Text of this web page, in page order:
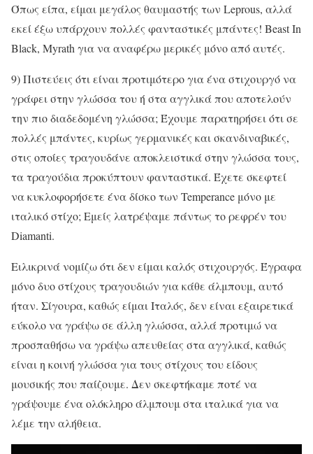
Όπως είπα, είμαι μεγάλος θαυμαστής των Leprous, αλλά
εκεί έξω υπάρχουν πολλές φανταστικές μπάντες! Beast In
Black, Myrath για να αναφέρω μερικές μόνο από αυτές.
9) Πιστεύεις ότι είναι προτιμότερο για ένα στιχουργό να
γράφει στην γλώσσα του ή στα αγγλικά που αποτελούν
την πιο διαδεδομένη γλώσσα; Έχουμε παρατηρήσει ότι σε
πολλές μπάντες, κυρίως γερμανικές και σκανδιναβικές,
στις οποίες τραγουδάνε αποκλειστικά στην γλώσσα τους,
τα τραγούδια προκύπτουν φανταστικά. Έχετε σκεφτεί
να κυκλοφορήσετε ένα δίσκο των Temperance μόνο με
ιταλικό στίχο; Εμείς λατρέψαμε πάντως το ρεφρέν του
Diamanti.
Ειλικρινά νομίζω ότι δεν είμαι καλός στιχουργός. Έγραφα
μόνο δυο στίχους τραγουδιών για κάθε άλμπουμ, αυτό
ήταν. Σίγουρα, καθώς είμαι Ιταλός, δεν είναι εξαιρετικά
εύκολο να γράψω σε άλλη γλώσσα, αλλά προτιμώ να
προσπαθήσω να γράψω απευθείας στα αγγλικά, καθώς
είναι η κοινή γλώσσα για τους στίχους του είδους
μουσικής που παίζουμε. Δεν σκεφτήκαμε ποτέ να
γράψουμε ένα ολόκληρο άλμπουμ στα ιταλικά για να
λέμε την αλήθεια.